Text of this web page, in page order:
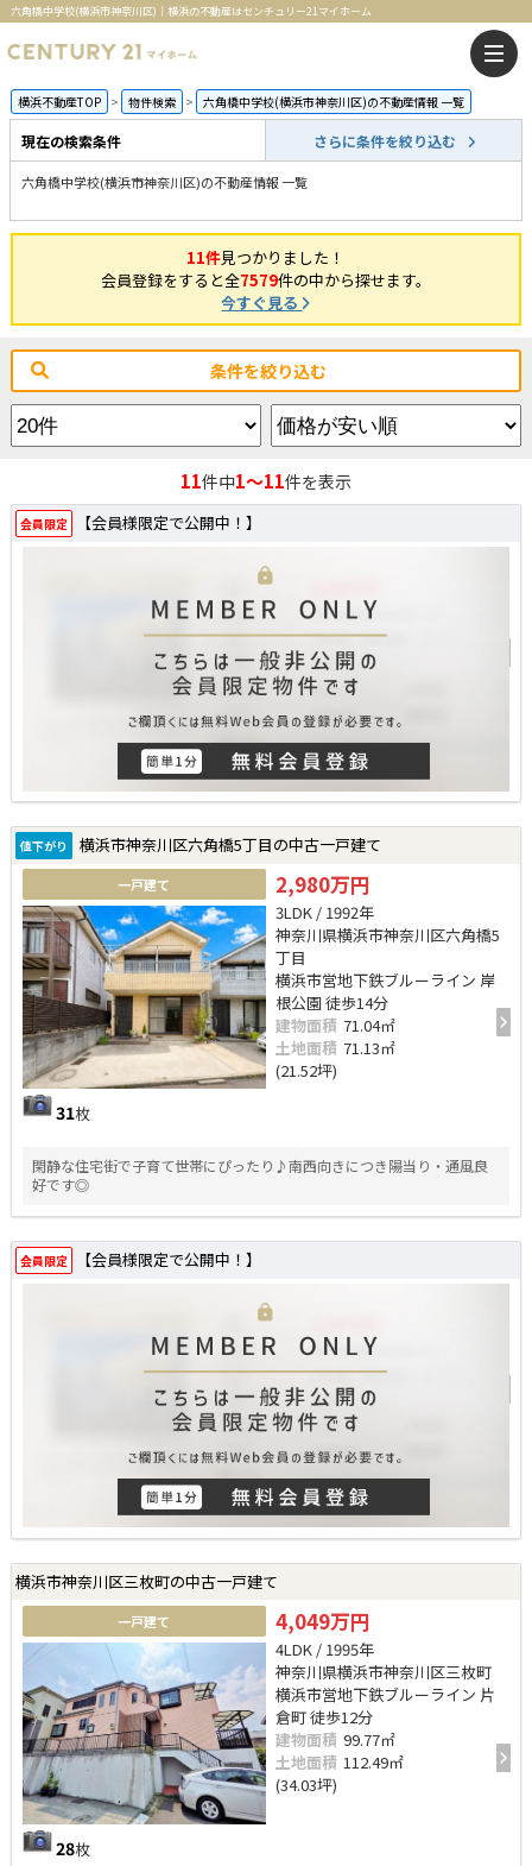
六角橋中学校(横浜市神奈川区)｜横浜の不動産はセンチュリー21マイホーム
横浜不動産TOP 物件検索 六角橋中学校(横浜市神奈川区)の不動産情報 一覧
現在の検索条件 さらに条件を絞り込む
六角橋中学校(横浜市神奈川区)の不動産情報 一覧
11件見つかりました！
会員登録をすると全7579件の中から探せます。
今すぐ見る
条件を絞り込む
11件中1～11件を表示
会員限定 【会員様限定で公開中！】
値下がり 横浜市神奈川区六角橋5丁目の中古一戸建て
一戸建て
31枚
2,980万円
3LDK / 1992年
神奈川県横浜市神奈川区六角橋5
丁目
横浜市営地下鉄ブルーライン 岸
根公園 徒歩14分
建物面積 71.04㎡
土地面積 71.13㎡
(21.52坪)
閑静な住宅街で子育て世帯にぴったり♪南西向きにつき陽当り・通風良
好です◎
会員限定 【会員様限定で公開中！】
横浜市神奈川区三枚町の中古一戸建て
一戸建て
28枚
4,049万円
4LDK / 1995年
神奈川県横浜市神奈川区三枚町
横浜市営地下鉄ブルーライン 片
倉町 徒歩12分
建物面積 99.77㎡
土地面積 112.49㎡
(34.03坪)